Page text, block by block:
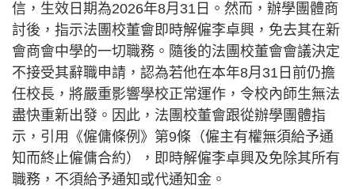
信，生效日期為2026年8月31日。然而，辦學團體商
討後，指示法團校董會即時解僱李卓興，免去其在新
會商會中學的一切職務。隨後的法團校董會會議決定
不接受其辭職申請，認為若他在本年8月31日前仍擔
任校長，將嚴重影響學校正常運作，令校內師生無法
盡快重新出發。因此，法團校董會跟從辦學團體指
示，引用《僱傭條例》第9條（僱主有權無須給予通
知而終止僱傭合約），即時解僱李卓興及免除其所有
職務，不須給予通知或代通知金。